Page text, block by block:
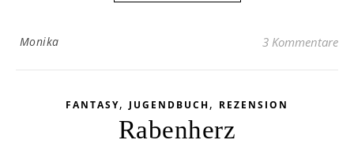
Monika 3 Kommentare
FANTASY, JUGENDBUCH, REZENSION
Rabenherz